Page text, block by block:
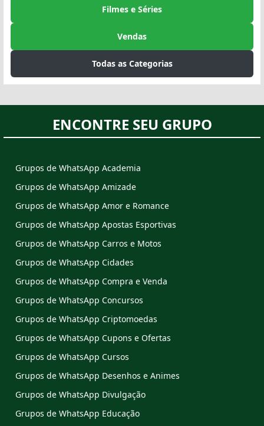
Filmes e Séries
Vendas
Todas as Categorias
ENCONTRE SEU GRUPO
Grupos de WhatsApp Academia
Grupos de WhatsApp Amizade
Grupos de WhatsApp Amor e Romance
Grupos de WhatsApp Apostas Esportivas
Grupos de WhatsApp Carros e Motos
Grupos de WhatsApp Cidades
Grupos de WhatsApp Compra e Venda
Grupos de WhatsApp Concursos
Grupos de WhatsApp Criptomoedas
Grupos de WhatsApp Cupons e Ofertas
Grupos de WhatsApp Cursos
Grupos de WhatsApp Desenhos e Animes
Grupos de WhatsApp Divulgação
Grupos de WhatsApp Educação